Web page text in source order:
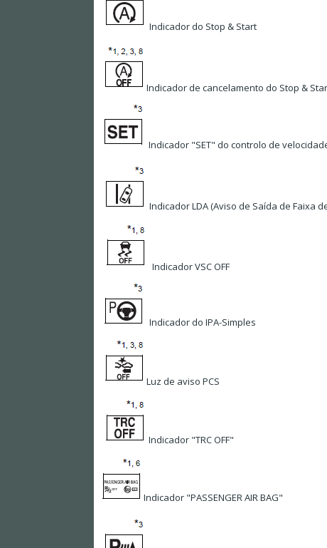
Indicador do Stop & Start
Indicador de cancelamento do Stop &
Indicador "SET" do controlo de
Indicador LDA (Aviso de Saída de Faixa
Indicador VSC OFF
Indicador do IPA-Simples
Luz de aviso PCS
Indicador "TRC OFF"
Indicador "PASSENGER AIR BAG"